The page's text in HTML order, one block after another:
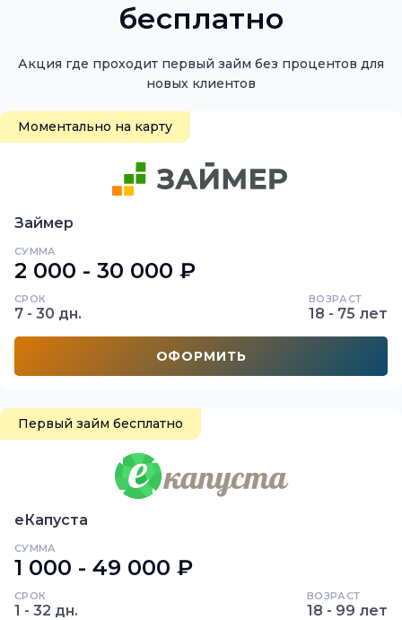
бесплатно
Акция где проходит первый займ без процентов для
новых клиентов
Моментально на карту
Займер
СУММА
2 000 - 30 000 ₽
СРОК
7 - 30 дн.
ВОЗРАСТ
18 - 75 лет
ОФОРМИТЬ
Первый займ бесплатно
еКапуста
СУММА
1 000 - 49 000 ₽
СРОК
1 - 32 дн.
ВОЗРАСТ
18 - 99 лет